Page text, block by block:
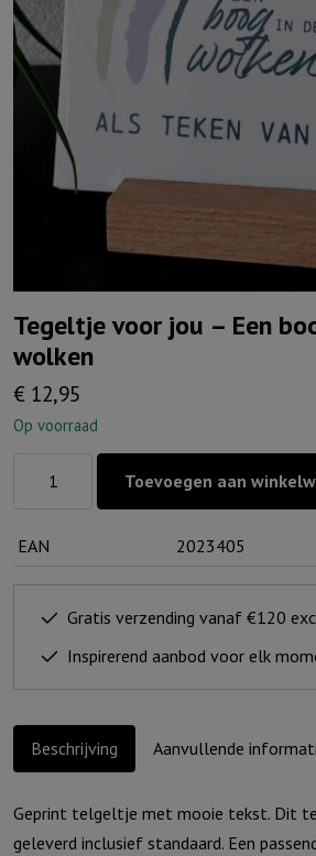
Tegeltje voor jou – Een
wolken
€ 12,95
Op voorraad
Een
boog
aantal
Toevoegen aan
EAN 2023405
Gratis verzending vanaf €120
Inspirerend aanbod voor elk
Beschrijving Aanvullende
Geprint telgeltje met mooie tekst. Dit
geleverd inclusief standaard. Een